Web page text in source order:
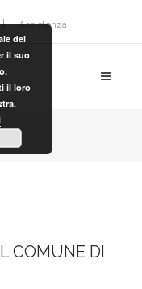
Assistenza
COMUNE DI
dei
il suo
il loro